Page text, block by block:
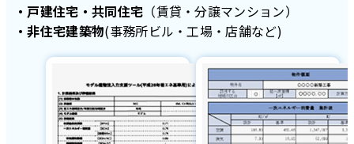
・戸建住宅・共同住宅 （賃貸・分譲マンション）
・非住宅建築物(事務所ビル・工場・店舗など)